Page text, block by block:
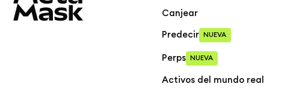
Canjear
Predecir NUEVA
Perps NUEVA
Activos del mundo real